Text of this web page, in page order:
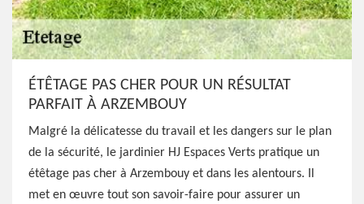
ÉTÊTAGE PAS CHER POUR UN RÉSULTAT
PARFAIT À ARZEMBOUY
Malgré la délicatesse du travail et les dangers sur le plan
de la sécurité, le jardinier HJ Espaces Verts pratique un
étêtage pas cher à Arzembouy et dans les alentours. Il
met en œuvre tout son savoir-faire pour assurer un